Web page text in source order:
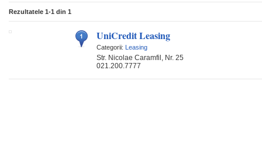
Rezultatele 1-1 din 1
UniCredit Leasing
Categorii: Leasing
Str. Nicolae Caramfil, Nr. 25
021.200.7777